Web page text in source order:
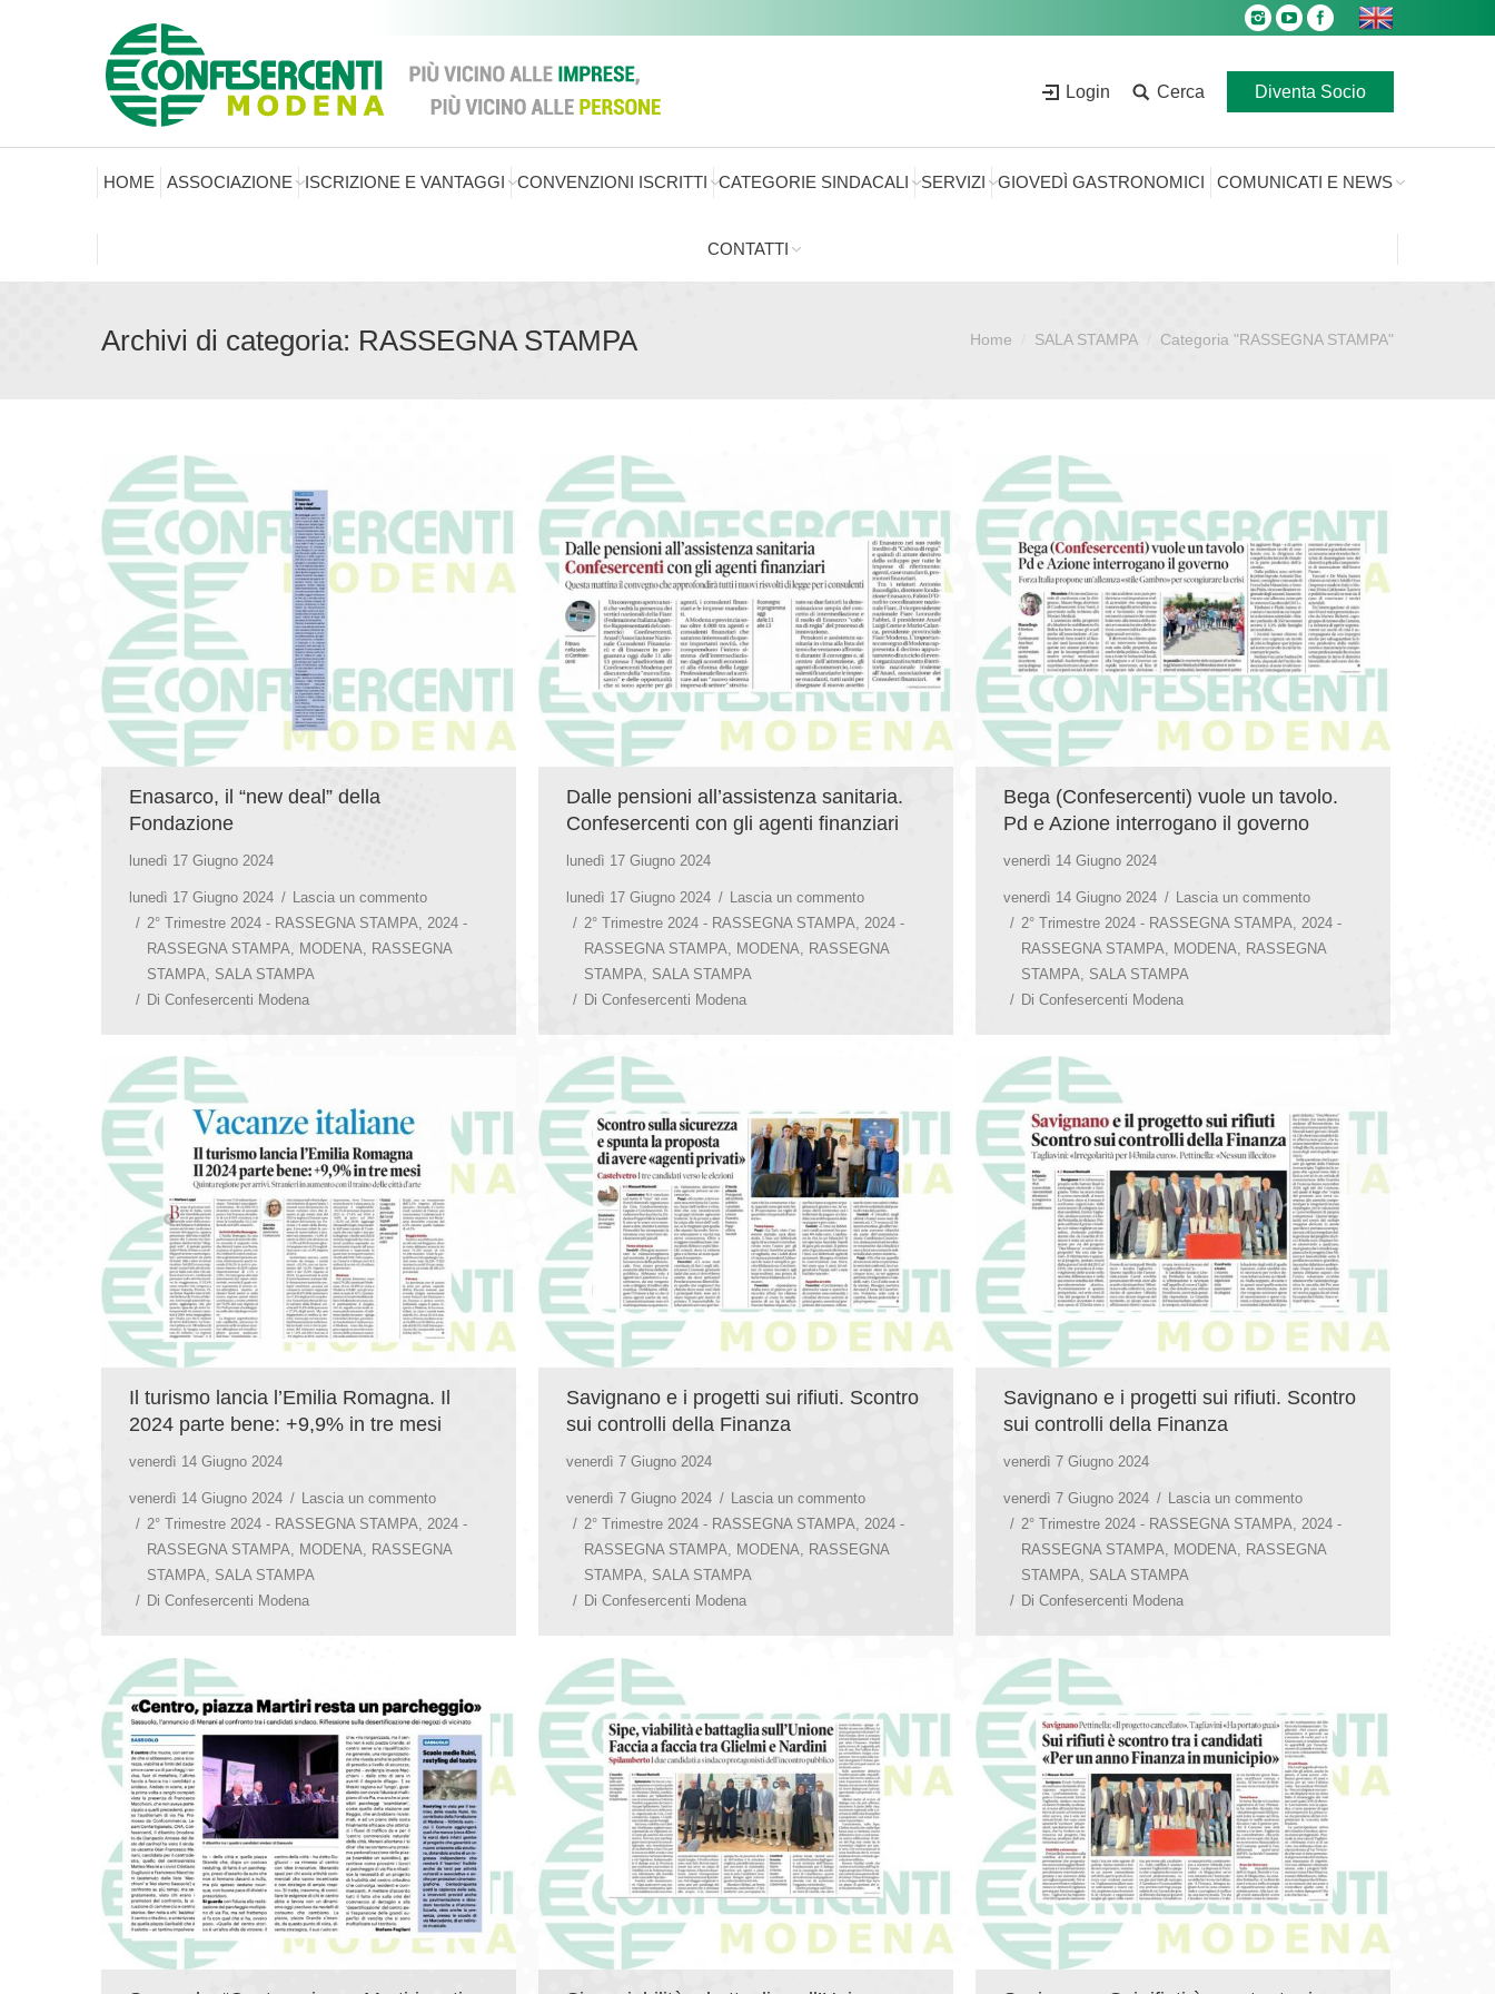
Login Cerca Diventa Socio
HOME ASSOCIAZIONE ISCRIZIONE E VANTAGGI CONVENZIONI ISCRITTI CATEGORIE SINDACALI SERVIZI GIOVEDÌ GASTRONOMICI COMUNICATI E NEWS
CONTATTI
Archivi di categoria: RASSEGNA STAMPA Home SALA STAMPA Categoria "RASSEGNA STAMPA"
Enasarco, il “new deal” della
Fondazione
lunedì 17 Giugno 2024
lunedì 17 Giugno 2024
Lascia un commento
2° Trimestre 2024 - RASSEGNA STAMPA
2024 -
RASSEGNA STAMPA
MODENA
RASSEGNA
STAMPA
SALA STAMPA
Di Confesercenti Modena
Dalle pensioni all’assistenza sanitaria.
Confesercenti con gli agenti finanziari
lunedì 17 Giugno 2024
lunedì 17 Giugno 2024
Lascia un commento
2° Trimestre 2024 - RASSEGNA STAMPA
2024 -
RASSEGNA STAMPA
MODENA
RASSEGNA
STAMPA
SALA STAMPA
Di Confesercenti Modena
Bega (Confesercenti) vuole un tavolo.
Pd e Azione interrogano il governo
venerdì 14 Giugno 2024
venerdì 14 Giugno 2024
Lascia un commento
2° Trimestre 2024 - RASSEGNA STAMPA
2024 -
RASSEGNA STAMPA
MODENA
RASSEGNA
STAMPA
SALA STAMPA
Di Confesercenti Modena
Il turismo lancia l’Emilia Romagna. Il
2024 parte bene: +9,9% in tre mesi
venerdì 14 Giugno 2024
venerdì 14 Giugno 2024
Lascia un commento
2° Trimestre 2024 - RASSEGNA STAMPA
2024 -
RASSEGNA STAMPA
MODENA
RASSEGNA
STAMPA
SALA STAMPA
Di Confesercenti Modena
Savignano e i progetti sui rifiuti. Scontro
sui controlli della Finanza
venerdì 7 Giugno 2024
venerdì 7 Giugno 2024
Lascia un commento
2° Trimestre 2024 - RASSEGNA STAMPA
2024 -
RASSEGNA STAMPA
MODENA
RASSEGNA
STAMPA
SALA STAMPA
Di Confesercenti Modena
Savignano e i progetti sui rifiuti. Scontro
sui controlli della Finanza
venerdì 7 Giugno 2024
venerdì 7 Giugno 2024
Lascia un commento
2° Trimestre 2024 - RASSEGNA STAMPA
2024 -
RASSEGNA STAMPA
MODENA
RASSEGNA
STAMPA
SALA STAMPA
Di Confesercenti Modena